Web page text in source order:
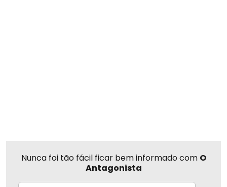
Nunca foi tão fácil ficar bem informado com O
Antagonista